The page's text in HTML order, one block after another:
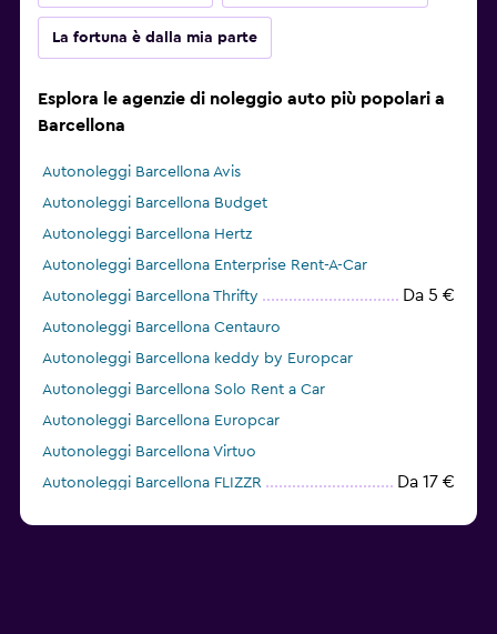
La fortuna è dalla mia parte
Esplora le agenzie di noleggio auto più popolari a
Barcellona
Autonoleggi Barcellona Avis
Autonoleggi Barcellona Budget
Autonoleggi Barcellona Hertz
Autonoleggi Barcellona Enterprise Rent-A-Car
Autonoleggi Barcellona Thrifty
Da 5 €
Autonoleggi Barcellona Centauro
Autonoleggi Barcellona keddy by Europcar
Autonoleggi Barcellona Solo Rent a Car
Autonoleggi Barcellona Europcar
Autonoleggi Barcellona Virtuo
Autonoleggi Barcellona FLIZZR
Da 17 €